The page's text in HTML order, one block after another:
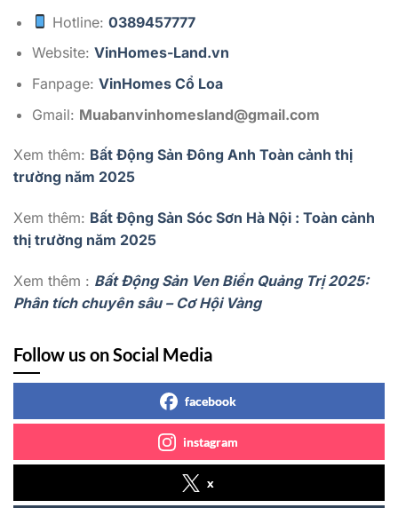
Hotline:0389457777
Website: VinHomes-Land.vn
Fanpage: VinHomes Cổ Loa
Gmail: Muabanvinhomesland@gmail.com
Xem thêm: Bất Động Sản Đông Anh Toàn cảnh thị
trường năm 2025
Xem thêm: Bất Động Sản Sóc Sơn Hà Nội : Toàn cảnh
thị trường năm 2025
Xem thêm : Bất Động Sản Ven Biển Quảng Trị 2025:
Phân tích chuyên sâu – Cơ Hội Vàng
Follow us on Social Media
facebook
instagram
x